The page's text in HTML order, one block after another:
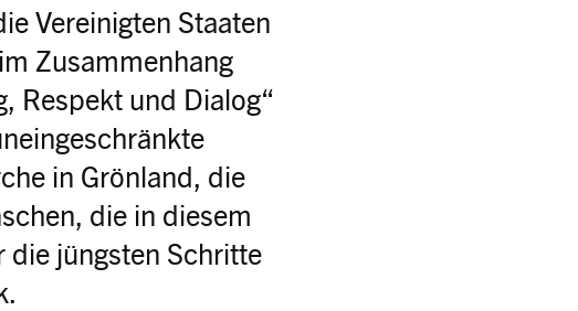
Vereinigten Staaten
Zusammenhang
Respekt und Dialog“
in Grönland, die
die in diesem
die jüngsten Schritte